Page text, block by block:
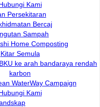
Kami
Persekitaran
Bercaj
Sampah
Home Composting
Kitar Semula
ke arah bandaraya rendah
karbon
WaterWay Campaign
Kami
Keraian